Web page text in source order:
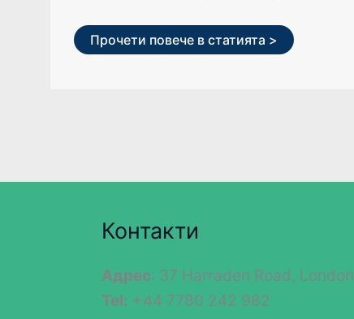
Прочети повече в статията >
Контакти
Адрес: 37 Harraden Road, London
Tel: +44 7780 242 982